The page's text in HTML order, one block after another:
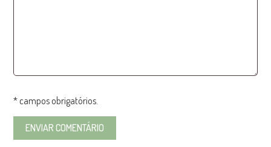
* campos obrigatórios.